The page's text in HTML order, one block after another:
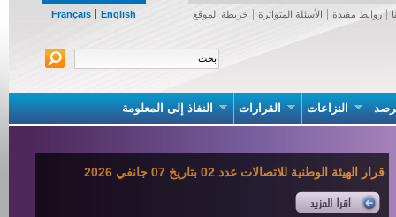
Français English روابط مفيدة الأسئلة المتواترة خريطة الموقع
النزاعات القرارات النفاذ إلى المعلومة
قرار الهيئة الوطنية للاتصالات عدد 02 بتاريخ 07 جانفي 2026